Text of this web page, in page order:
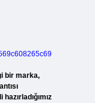
bir marka,